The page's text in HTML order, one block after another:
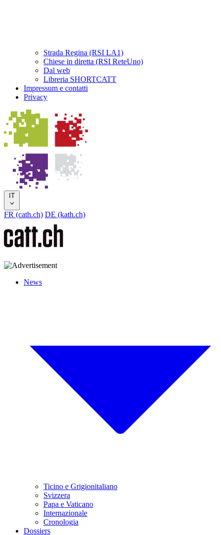
Strada Regina (RSI LA1)
Chiese in diretta (RSI ReteUno)
Dal web
Libreria SHORTCATT
Impressum e contatti
Privacy
IT
FR (cath.ch) DE (kath.ch)
News
Ticino e Grigionitaliano
Svizzera
Papa e Vaticano
Internazionale
Cronologia
Dossiers